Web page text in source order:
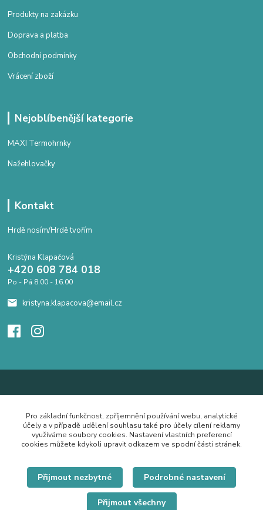
Produkty na zakázku
Doprava a platba
Obchodní podmínky
Vrácení zboží
Nejoblíbenější kategorie
MAXI Termohrnky
Nažehlovačky
Kontakt
Hrdě nosím/Hrdě tvořím
Kristýna Klapačová
+420 608 784 018
Po - Pá 8.00 - 16.00
kristyna.klapacova@email.cz
Pro základní funkčnost, zpříjemnění používání webu, analytické
účely a v případě udělení souhlasu také pro účely cílení reklamy
využíváme soubory cookies. Nastavení vlastních preferencí
cookies můžete kdykoli upravit odkazem ve spodní části stránek.
Přijmout nezbytné Podrobné nastavení
Přijmout všechny